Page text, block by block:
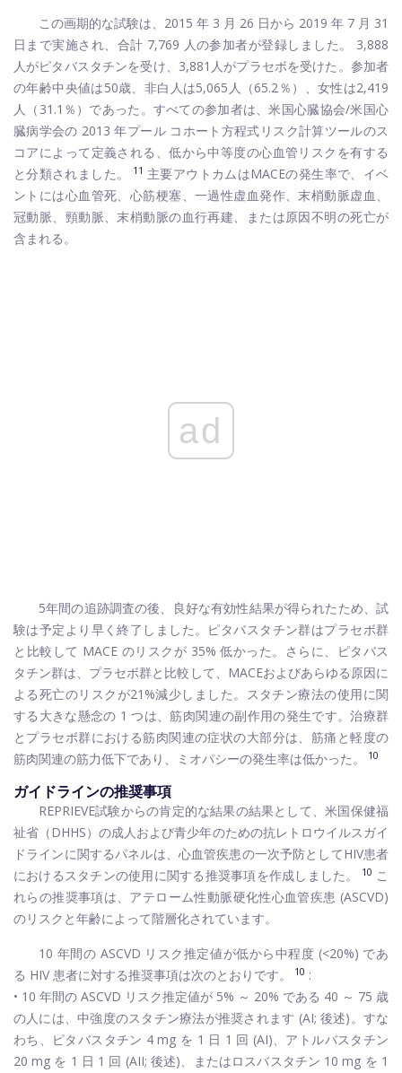
この画期的な試験は、2015 年 3 月 26 日から 2019 年 7 月 31
日まで実施され、合計 7,769 人の参加者が登録しました。 3,888
人がピタバスタチンを受け、3,881人がプラセボを受けた。参加者
の年齢中央値は50歳、非白人は5,065人（65.2％）、女性は2,419
人（31.1％）であった。すべての参加者は、米国心臓協会/米国心
臓病学会の 2013 年プール コホート方程式リスク計算ツールのス
コアによって定義される、低から中等度の心血管リスクを有する
と分類されました。
11 主要アウトカムはMACEの発生率で、イベ
ントには心血管死、心筋梗塞、一過性虚血発作、末梢動脈虚血、
冠動脈、頸動脈、末梢動脈の血行再建、または原因不明の死亡が
含まれる。
ad
5年間の追跡調査の後、良好な有効性結果が得られたため、試
験は予定より早く終了しました。ピタバスタチン群はプラセボ群
と比較して MACE のリスクが 35% 低かった。さらに、ピタバス
タチン群は、プラセボ群と比較して、MACEおよびあらゆる原因に
よる死亡のリスクが21%減少しました。スタチン療法の使用に関
する大きな懸念の 1 つは、筋肉関連の副作用の発生です。治療群
とプラセボ群における筋肉関連の症状の大部分は、筋痛と軽度の
筋肉関連の筋力低下であり、ミオパシーの発生率は低かった。
10
ガイドラインの推奨事項
REPRIEVE試験からの肯定的な結果の結果として、米国保健福
祉省（DHHS）の成人および青少年のための抗レトロウイルスガイ
ドラインに関するパネルは、心血管疾患の一次予防としてHIV患者
におけるスタチンの使用に関する推奨事項を作成しました。
10 こ
れらの推奨事項は、アテローム性動脈硬化性心血管疾患 (ASCVD)
のリスクと年齢によって階層化されています。
10 年間の ASCVD リスク推定値が低から中程度 (<20%) であ
る HIV 患者に対する推奨事項は次のとおりです。
10 :
• 10 年間の ASCVD リスク推定値が 5% ～ 20% である 40 ～ 75 歳
の人には、中強度のスタチン療法が推奨されます (AI;​​ 後述)。すな
わち、ピタバスタチン 4 mg を 1 日 1 回 (AI)、アトルバスタチン
20 mg を 1 日 1 回 (AII; 後述)、またはロスバスタチン 10 mg を 1